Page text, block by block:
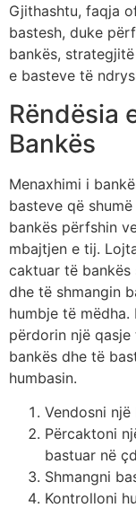
Gjithashtu, faqja
bastesh, duke
bankës,
e basteve të
Rëndësia
Bankës
Menaxhimi i
basteve që
bankës përfshin
mbajtjen e tij.
caktuar të
dhe të shmangin
humbje të
përdorin një
bankës dhe të
humbasin.
Vendosni
Përcaktoni
bastuar në
Shmangni
Kontrolloni